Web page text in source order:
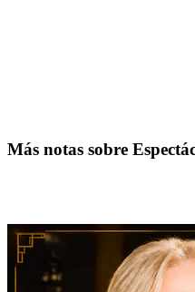
Más notas sobre